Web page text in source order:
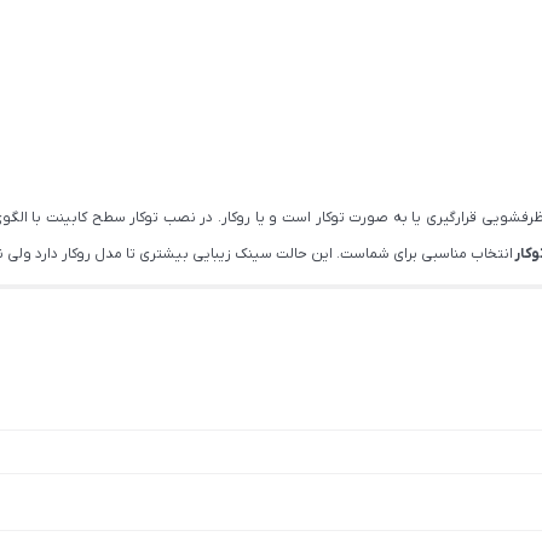
قرارگیری یا به صورت توکار است و یا روکار. در نصب توکار سطح
انتخاب مناسبی برای شماست. این حالت سینک زیبایی بیشتری تا مدل روکار دارد ولی